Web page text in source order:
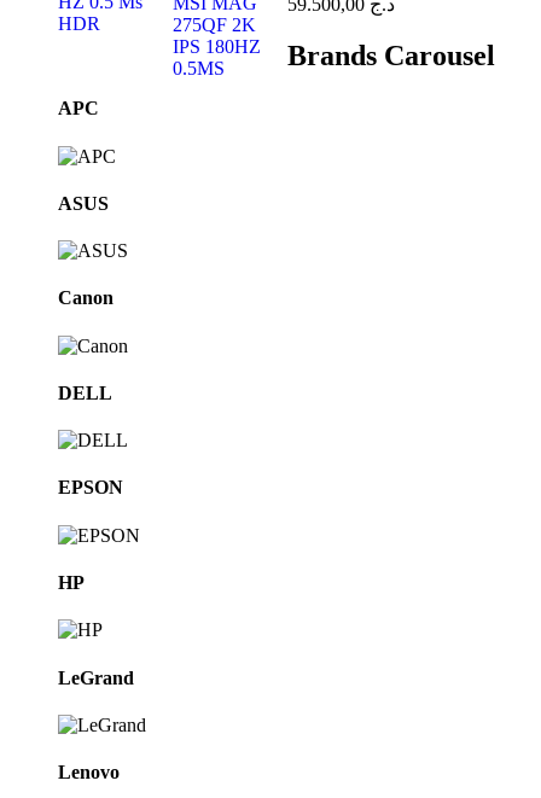
د.ج
Brands Carousel
APC
ASUS
Canon
DELL
EPSON
HP
LeGrand
Lenovo